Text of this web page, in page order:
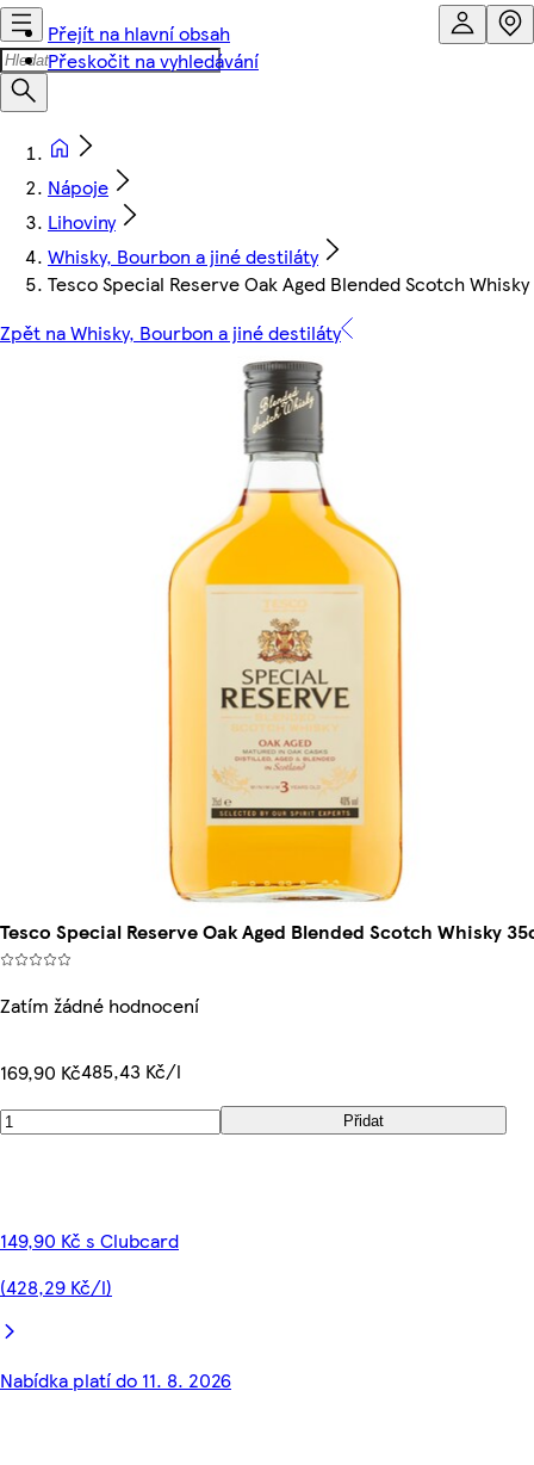
Přejít na hlavní obsah
Přeskočit na vyhledávání
Nápoje
Lihoviny
Whisky, Bourbon a jiné destiláty
Tesco Special Reserve Oak Aged Blended Scotch
Zpět na Whisky, Bourbon a jiné destiláty
Tesco Special Reserve Oak Aged Blended Scotch Whisky
Zatím žádné hodnocení
169,90 Kč485,43 Kč/l
Přidat
149,90 Kč s Clubcard
(428,29 Kč/l)
Nabídka platí do 11. 8. 2026